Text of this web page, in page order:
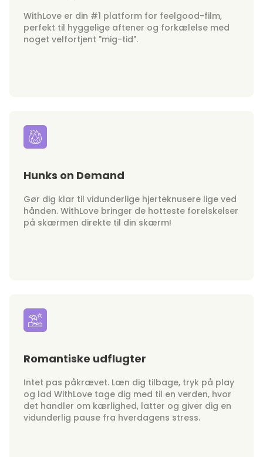
WithLove er din #1 platform for feelgood-film,
perfekt til hyggelige aftener og forkælelse med
noget velfortjent "mig-tid".
Hunks on Demand
Gør dig klar til vidunderlige hjerteknusere lige ved
hånden. WithLove bringer de hotteste forelskelser
på skærmen direkte til din skærm!
Romantiske udflugter
Intet pas påkrævet. Læn dig tilbage, tryk på play
og lad WithLove tage dig med til en verden, hvor
det handler om kærlighed, latter og giver dig en
vidunderlig pause fra hverdagens stress.